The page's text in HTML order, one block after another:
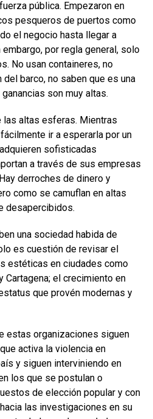
pública. Empezaron en
pesqueros de puertos como
el negocio hasta llegar a
por regla general, solo
No usan containeres, no
del barco, no saben que es una
son muy altas.
las altas esferas. Mientras
ir a esperarla por un
sofisticadas
a través de sus empresas
derroches de dinero y
como se camuflan en altas
desapercibidos.
una sociedad habida de
es cuestión de revisar el
estéticas en ciudades como
Cartagena; el crecimiento en
que provén modernas y
estas organizaciones siguen
activa la violencia en
y siguen interviniendo en
los que se postulan o
de elección popular y con
las investigaciones en su